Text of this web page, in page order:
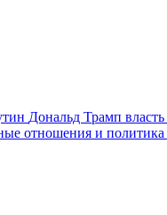
Дональд Трамп власть
отношения и политика